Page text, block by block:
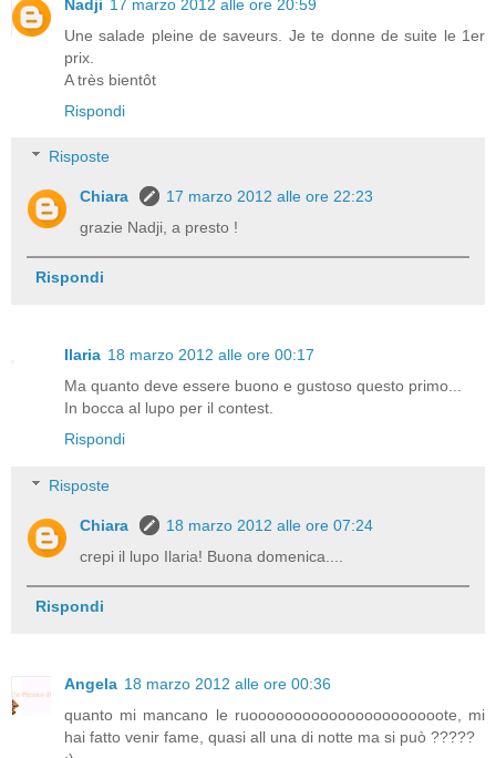
Nadji 17 marzo 2012 alle ore 20:59
Une salade pleine de saveurs. Je te donne de suite le 1er
prix.
A très bientôt
Rispondi
Risposte
Chiara
17 marzo 2012 alle ore 22:23
grazie Nadji, a presto !
Rispondi
Ilaria 18 marzo 2012 alle ore 00:17
Ma quanto deve essere buono e gustoso questo primo...
In bocca al lupo per il contest.
Rispondi
Risposte
Chiara
18 marzo 2012 alle ore 07:24
crepi il lupo Ilaria! Buona domenica....
Rispondi
Angela 18 marzo 2012 alle ore 00:36
quanto mi mancano le ruoooooooooooooooooooooote, mi
hai fatto venir fame, quasi all una di notte ma si può ?????